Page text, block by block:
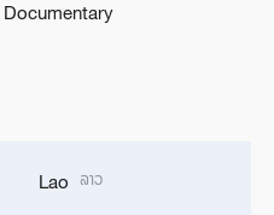
Documentary
Lao ລາວ